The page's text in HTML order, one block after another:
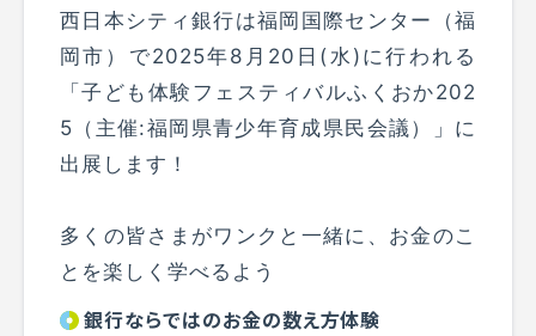
西日本シティ銀行は福岡国際センター（福
岡市）で2025年8月20日(水)に行われる
「子ども体験フェスティバルふくおか202
5（主催:福岡県青少年育成県民会議）」に
出展します！
多くの皆さまがワンクと一緒に、お金のこ
とを楽しく学べるよう
銀行ならではのお金の数え方体験